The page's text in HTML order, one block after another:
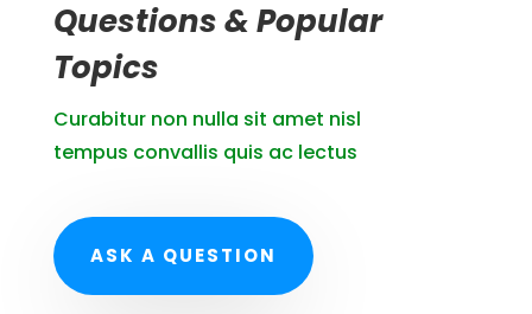
Questions & Popular
Topics
Curabitur non nulla sit amet nisl
tempus convallis quis ac lectus
ASK A QUESTION